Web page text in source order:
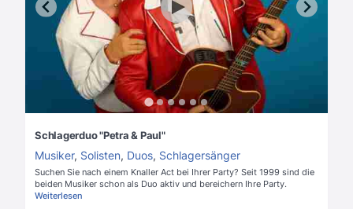
Schlagerduo "Petra & Paul"
Musiker, Solisten, Duos, Schlagersänger
Suchen Sie nach einem Knaller Act bei Ihrer Party? Seit 1999 sind die
beiden Musiker schon als Duo aktiv und bereichern Ihre Party.
Weiterlesen